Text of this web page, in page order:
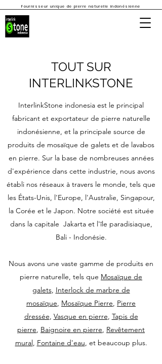
Fournisseur unique de pierre naturelle indonésienne
TOUT SUR
INTERLINKSTONE
InterlinkStone indonesia est le principal
fabricant et exportateur de pierre naturelle
indonésienne, et la principale source de
produits de mosaïque de galets et de lavabos
en pierre. Sur la base de nombreuses années
d'expérience dans cette industrie, nous avons
établi nos réseaux à travers le monde, tels que
les États-Unis, l'Europe, l'Australie, Singapour,
la Corée et le Japon. Notre société est située
dans la capitale Jakarta et l'île paradisiaque,
Bali - Indonésie.
Nous avons une vaste gamme de produits en
pierre naturelle, tels que Mosaïque de
galets, Interlock de marbre de
mosaïque, Mosaïque Pierre, Pierre
dressée, Vasque en pierre, Tapis de
pierre, Baignoire en pierre, Revêtement
mural, Fontaine d'eau, et beaucoup plus.